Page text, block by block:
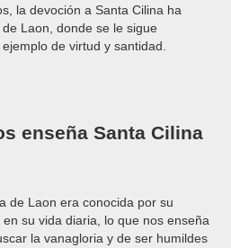
la devoción a Santa Cilina ha
Laon, donde se le sigue
de virtud y santidad.
enseña Santa Cilina
de Laon era conocida por su
su vida diaria, lo que nos enseña
la vanagloria y de ser humildes